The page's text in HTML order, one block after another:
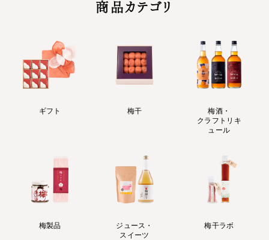
商品カテゴリ
ギフト 梅干
梅酒・
クラフトリキ
ュール
梅製品
ジュース・
スイーツ
梅干ラボ